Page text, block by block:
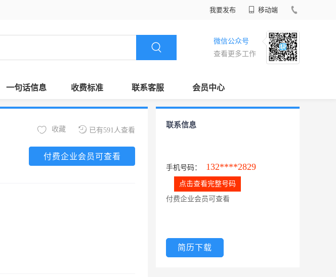
我要发布 移动端
微信公众号
查看更多工作
一句话信息 收费标准 联系客服 会员中心
已有591人查看
收藏
付费企业会员可查看
联系信息
手机号码： 132****2829
点击查看完整号码
付费企业会员可查看
简历下载